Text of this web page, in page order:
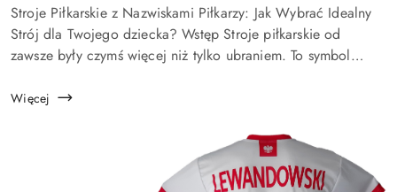
Treść
artykułu:
Stroje Piłkarskie z Nazwiskami Piłkarzy: Jak Wybrać Idealny
Strój dla Twojego dziecka? Wstęp Stroje piłkarskie od
zawsze były czymś więcej niż tylko ubraniem. To symbol
ulubionych piłkarzy oraz w...
Więcej